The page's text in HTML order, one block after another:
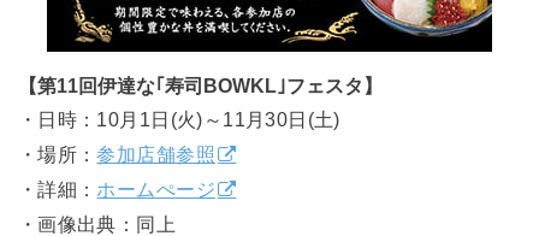
【第11回伊達な｢寿司BOWKL｣フェスタ】
・日時：10月1日(火)～11月30日(土)
・場所：参加店舗参照
・詳細： ホームぺージ
・画像出典：同上